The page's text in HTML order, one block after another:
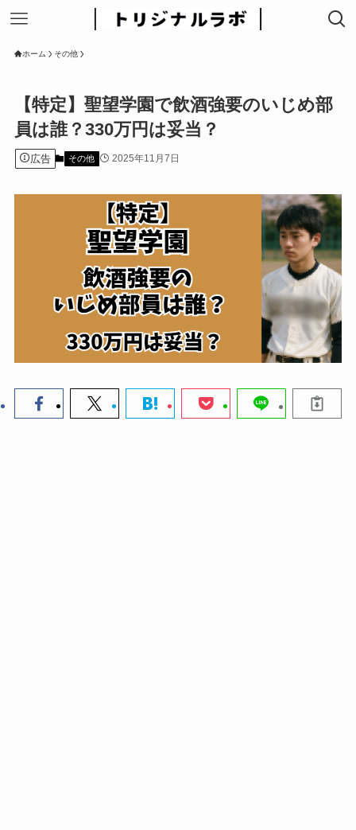
ホーム その他
【特定】聖望学園で飲酒強要のいじめ部
員は誰？330万円は妥当？
広告 その他 2025年11月7日